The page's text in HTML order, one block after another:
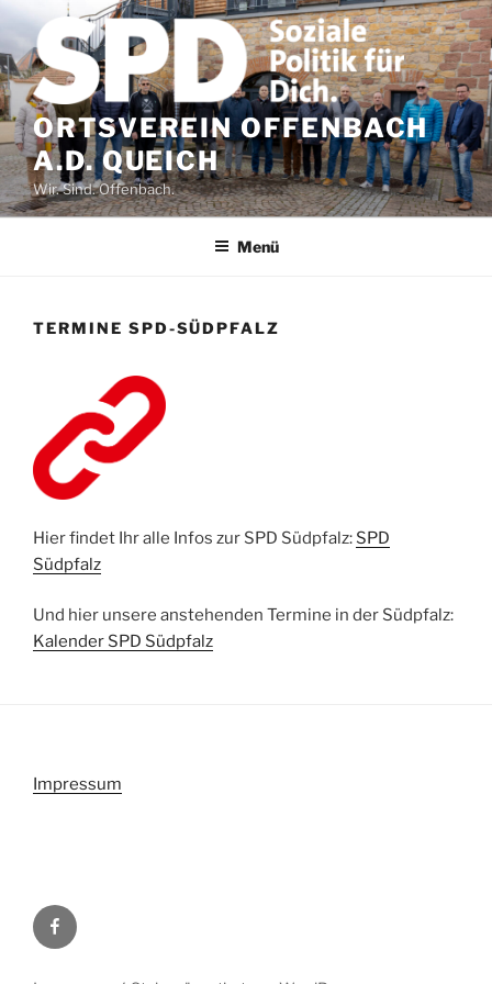
Zum
Inhalt
springen
ORTSVEREIN OFFENBACH
A.D. QUEICH
Wir. Sind. Offenbach.
Menü
TERMINE SPD-SÜDPFALZ
Hier findet Ihr alle Infos zur SPD Südpfalz: SPD
Südpfalz
Und hier unsere anstehenden Termine in der Südpfalz:
Kalender SPD Südpfalz
Impressum
Facebook